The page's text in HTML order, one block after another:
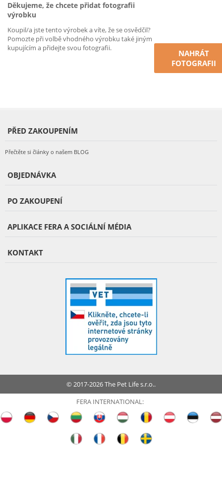
Děkujeme, že chcete přidat fotografii
výrobku
Koupil/a jste tento výrobek a víte, že se osvědčil?
Pomozte při volbě vhodného výrobku také jiným
kupujícím a přidejte svou fotografii.
NAHRÁT
FOTOGRAFII
PŘED ZAKOUPENÍM
Přečtěte si články o našem BLOG
OBJEDNÁVKA
PO ZAKOUPENÍ
APLIKACE FERA A SOCIÁLNÍ MÉDIA
KONTAKT
© 2017-2026 The Pet Life s.r.o..
FERA INTERNATIONAL: